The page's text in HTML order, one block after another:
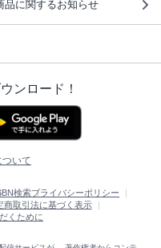
品に関するお知らせ
ンロード！
いて
検索プライバシーポリシー
商取引法に基づく表示
くために